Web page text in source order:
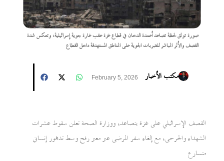
صورة توثق لحظة تصاعد أعمدة الدخان في قطاع غزة عقب غارة جوية إسرائيلية، وتعكس شدة
القصف والأثر المباشر للضربات الجوية على المناطق المستهدفة داخل القطاع
مكتب الأخبار February 5, 2026
القصف الإسرائيلي على غزة يتصاعد، ووزارة الصحة تعلن سقوط عشرات
الشهداء والجرحى، مع إلغاء سفر المرضى عبر معبر رفح وسط تدهور إنساني
متسارع